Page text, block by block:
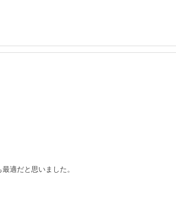
適だと思いました。